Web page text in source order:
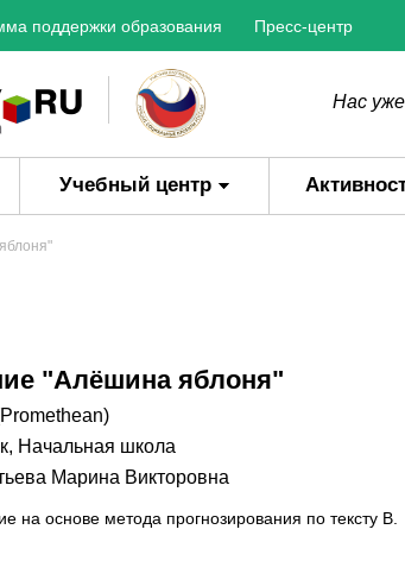
поддержки образования Пресс-центр
Нас уже
Учебный центр
"Алёшина яблоня"
, Начальная школа
Марина Викторовна
на основе метода прогнозирования по тексту В.